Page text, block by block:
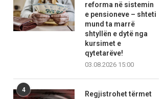
reforma në sistemin
e pensioneve – shteti
mund ta marrë
shtyllën e dytë nga
kursimet e
qytetarëve!
03.08.2026 15:00
4
Regjistrohet tërmet